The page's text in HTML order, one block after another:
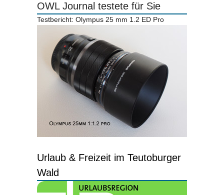
OWL Journal testete für Sie
Testbericht: Olympus 25 mm 1.2 ED Pro
Urlaub & Freizeit im Teutoburger
Wald